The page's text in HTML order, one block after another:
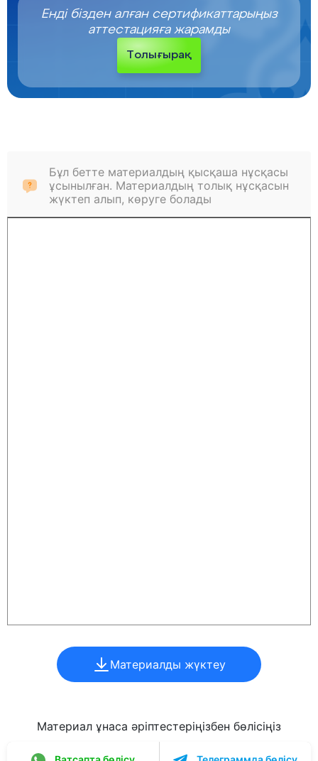
Енді бізден алған сертификаттарыңыз
аттестацияға жарамды
Толығырақ
Бұл бетте материалдың қысқаша нұсқасы
ұсынылған. Материалдың толық нұсқасын
жүктеп алып, көруге болады
Материалды жүктеу
Материал ұнаса әріптестеріңізбен бөлісіңіз